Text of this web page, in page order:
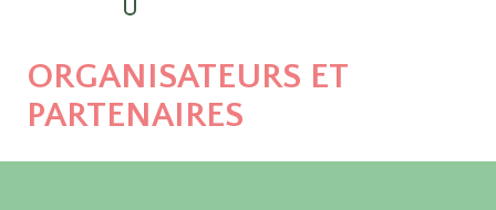
ORGANISATEURS ET
PARTENAIRES